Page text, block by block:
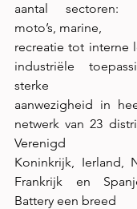
aantal sectoren:
moto’s, marine,
recreatie tot interne
industriële
sterke
aanwezigheid in
netwerk van 23
Verenigd
Koninkrijk, Ierland,
Frankrijk en
Battery een breed